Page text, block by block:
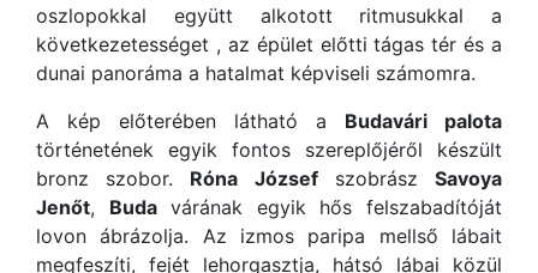
oszlopokkal együtt alkotott ritmusukkal a
következetességet , az épület előtti tágas tér és a
dunai panoráma a hatalmat képviseli számomra.
A kép előterében látható a Budavári palota
történetének egyik fontos szereplőjéről készült
bronz szobor. Róna JózsefszobrászSavoya
Jenőt, Budavárának egyik hős felszabadítóját
lovon ábrázolja. Az izmos paripa mellső lábait
megfeszíti, fejét lehorgasztja, hátsó lábai közül